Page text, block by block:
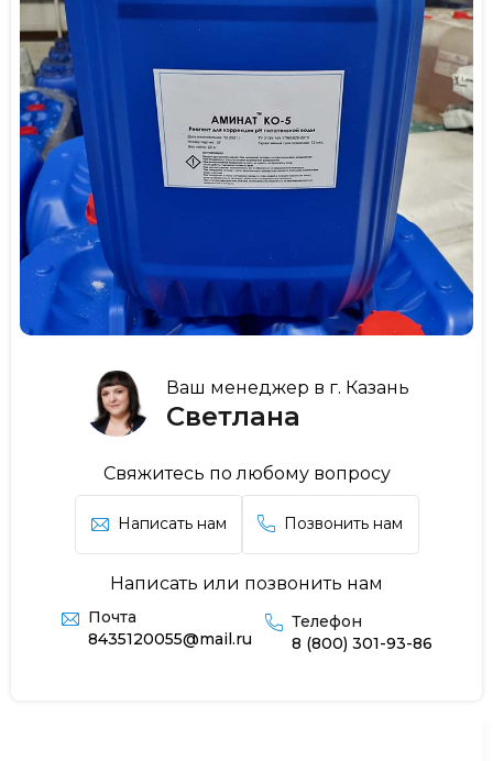
Ваш менеджер в г. Казань
Светлана
Свяжитесь по любому вопросу
Написать нам Позвонить нам
Написать или позвонить нам
Почта
8435120055@mail.ru
Телефон
8 (800) 301-93-86